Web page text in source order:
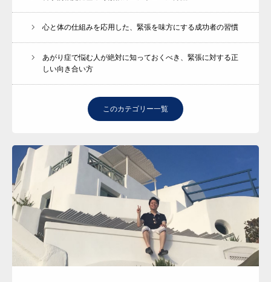
心と体の仕組みを応用した、緊張を味方にする成功者の習慣
あがり症で悩む人が絶対に知っておくべき、緊張に対する正
しい向き合い方
このカテゴリー一覧